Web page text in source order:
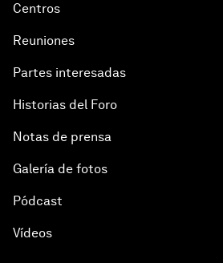
Centros
Reuniones
Partes interesadas
Historias del Foro
Notas de prensa
Galería de fotos
Pódcast
Vídeos